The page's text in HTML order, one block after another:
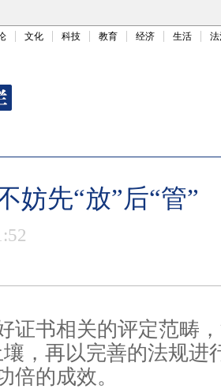
文化 科技 教育 经济 生活
妨先“放”后“管”
证书相关的评定范畴
，再以完善的法规进
倍的成效。